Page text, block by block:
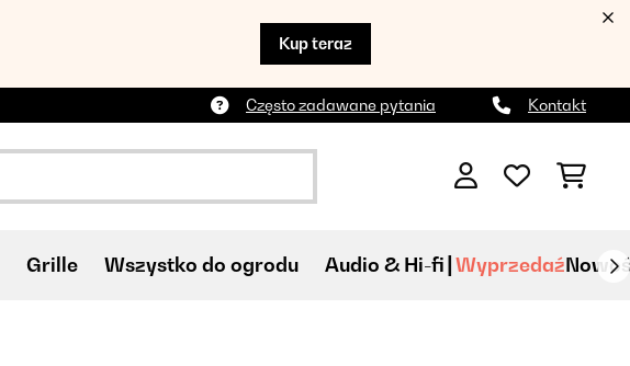
Kup teraz
Często zadawane pytania Kontakt
Grille Wszystko do ogrodu Audio & Hi-fi Wyprzedaź